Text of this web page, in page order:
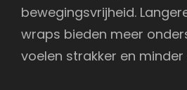
bewegingsvrijheid.
wraps bieden meer
voelen strakker en minder